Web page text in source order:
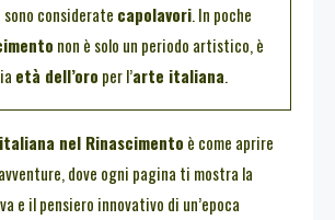
considerate capolavori. In poche
non è solo un periodo artistico, è
età dell’oro per l’arte italiana.
nel Rinascimento è come aprire
dove ogni pagina ti mostra la
e il pensiero innovativo di un’epoca